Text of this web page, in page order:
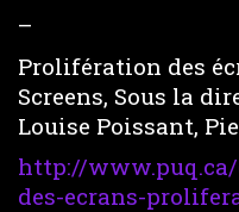
–
Prolifération des
Screens, Sous la
Louise Poissant,
http://
des-ecrans-